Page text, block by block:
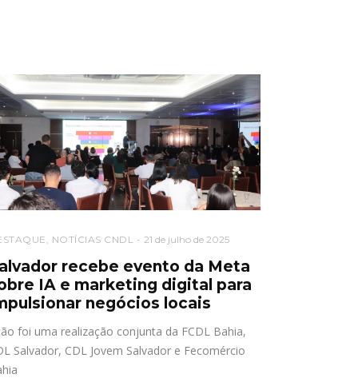
NOTÍCIAS CNDL 21 de julho de 2025
recebe evento da Meta
IA e marketing digital para
negócios locais
foi uma realização conjunta da FCDL Bahia,
Salvador, CDL Jovem Salvador e Fecomércio